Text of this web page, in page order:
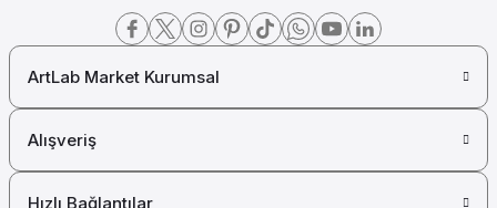
Merck Calcium Hydroxide (Kalsiyum Hidroksit)
Merck Millipore
Merck Cadmium Granular for Analysis (Analiz için Kadmiyum Granül)
ArtLab Market Kurumsal
Alışveriş
Hızlı Bağlantılar